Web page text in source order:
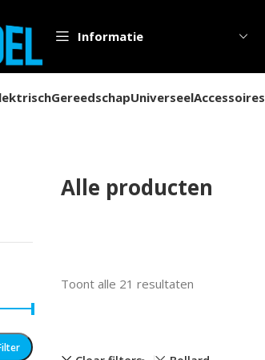
Informatie
GereedschapUniverseelAccessoires
Alle producten
Toont alle 21 resultaten